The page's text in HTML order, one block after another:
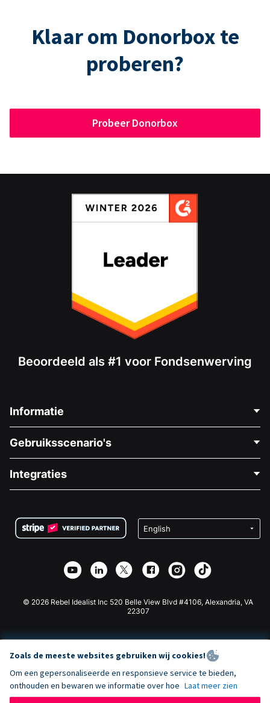
Klaar om Donorbox te
proberen?
Probeer Donorbox
Beoordeeld als #1 voor Fondsenwerving
Informatie
Over Ons
Vacatures
Privacy
Affiliate Partnerschap
Gebruiksscenario's
Medische Fondsenwerving
Goede Doelen Fondsenwerving
Integraties
Wix Donatie Plugin
Webflow Donatie App
Joomla Donatie
© 2026 Rebel Idealist Inc 520 Belle View Blvd #4106, Alexandria, VA
22307
Zoals de meeste websites gebruiken wij cookies!
Om een gepersonaliseerde en responsieve service te bieden,
onthouden en bewaren we informatie over hoe Laat meer zien